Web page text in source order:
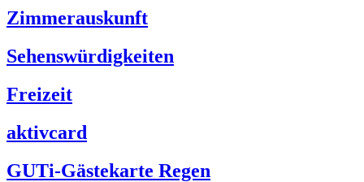
Zimmerauskunft
Sehenswürdigkeiten
Freizeit
aktivcard
GUTi-Gästekarte Regen